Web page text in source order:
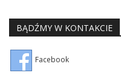
BĄDŹMY W KONTAKCIE
Facebook